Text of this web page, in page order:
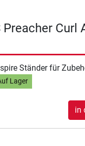
Preacher Curl
Ständer für
Lager
in